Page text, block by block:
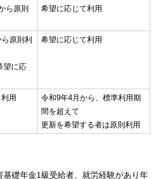
ら原則
希望に応じて利用
原則利
望に応
希望に応じて利用
用
令和9年4月から、標準利用期
間を超えて
更新を希望する者は原則利用
礎年金1級受給者、就労経験があり年